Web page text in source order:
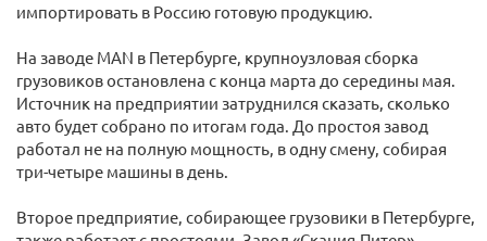
импортировать в Россию готовую продукцию.
На заводе MAN в Петербурге, крупноузловая сборка
грузовиков остановлена с конца марта до середины мая.
Источник на предприятии затруднился сказать, сколько
авто будет собрано по итогам года. До простоя завод
работал не на полную мощность, в одну смену, собирая
три-четыре машины в день.
Второе предприятие, собирающее грузовики в Петербурге,